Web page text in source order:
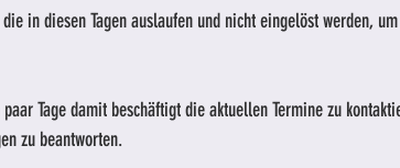
in diesen Tagen auslaufen und nicht eingelöst werden,
Tage damit beschäftigt die aktuellen Termine zu
zu beantworten.